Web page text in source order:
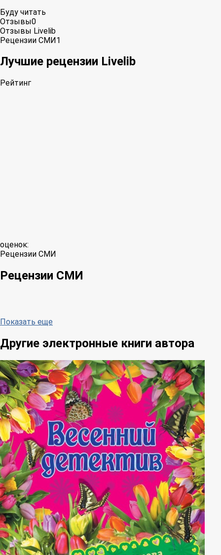
Буду читать
Отзывы0
Отзывы Livelib
Рецензии СМИ1
Лучшие рецензии Livelib
Рейтинг
оценок:
Рецензии СМИ
Рецензии СМИ
Показать еще
Другие электронные книги автора